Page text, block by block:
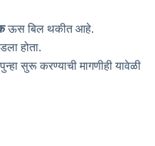
ऊस बिल थकीत आहे.
होता.
सुरू करण्याची मागणीही यावेळी